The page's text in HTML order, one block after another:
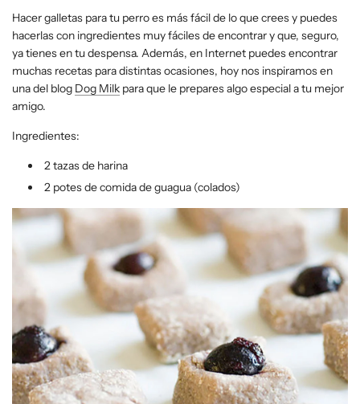
Hacer galletas para tu perro es más fácil de lo que crees y puedes
hacerlas con ingredientes muy fáciles de encontrar y que, seguro,
ya tienes en tu despensa. Además, en Internet puedes encontrar
muchas recetas para distintas ocasiones, hoy nos inspiramos en
una del blog Dog Milk para que le prepares algo especial a tu mejor
amigo.
Ingredientes:
2 tazas de harina
2 potes de comida de guagua (colados)